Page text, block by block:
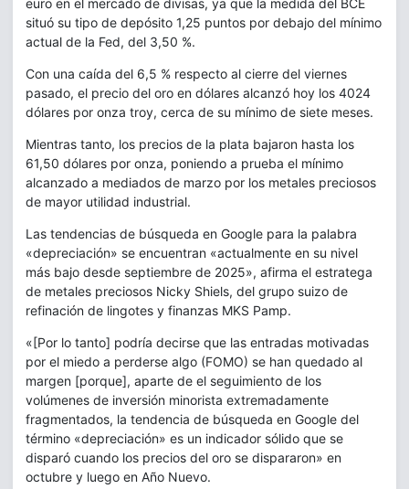
euro en el mercado de divisas, ya que la medida del BCE
situó su tipo de depósito 1,25 puntos por debajo del mínimo
actual de la Fed, del 3,50 %.
Con una caída del 6,5 % respecto al cierre del viernes
pasado, el precio del oro en dólares alcanzó hoy los 4024
dólares por onza troy, cerca de su mínimo de siete meses.
Mientras tanto, los precios de la plata bajaron hasta los
61,50 dólares por onza, poniendo a prueba el mínimo
alcanzado a mediados de marzo por los metales preciosos
de mayor utilidad industrial.
Las tendencias de búsqueda en Google para la palabra
«depreciación» se encuentran «actualmente en su nivel
más bajo desde septiembre de 2025», afirma el estratega
de metales preciosos Nicky Shiels, del grupo suizo de
refinación de lingotes y finanzas MKS Pamp.
«[Por lo tanto] podría decirse que las entradas motivadas
por el miedo a perderse algo (FOMO) se han quedado al
margen [porque], aparte de el seguimiento de los
volúmenes de inversión minorista extremadamente
fragmentados, la tendencia de búsqueda en Google del
término «depreciación» es un indicador sólido que se
disparó cuando los precios del oro se dispararon» en
octubre y luego en Año Nuevo.